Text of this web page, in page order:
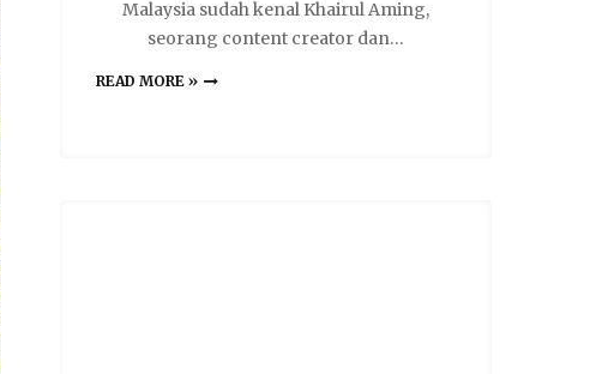
Malaysia sudah kenal Khairul Aming,
seorang content creator dan…
READ MORE »